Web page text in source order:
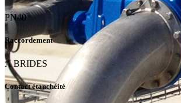
PN40
Raccordement
A BRIDES
Contact étanchéité